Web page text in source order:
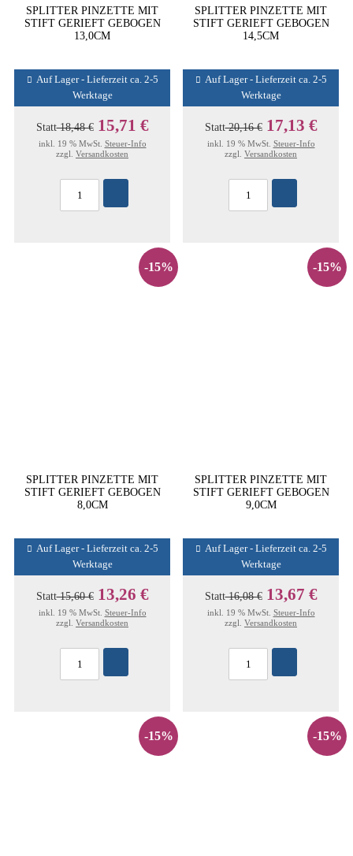
SPLITTER PINZETTE MIT
STIFT GERIEFT GEBOGEN
13,0CM
Auf Lager - Lieferzeit ca. 2-5
Werktage
Statt18,48 € 15,71 €
inkl. 19 % MwSt. Steuer-Info
zzgl. Versandkosten
SPLITTER PINZETTE MIT
STIFT GERIEFT GEBOGEN
14,5CM
Auf Lager - Lieferzeit ca. 2-5
Werktage
Statt20,16 € 17,13 €
inkl. 19 % MwSt. Steuer-Info
zzgl. Versandkosten
-15%
SPLITTER PINZETTE MIT
STIFT GERIEFT GEBOGEN
8,0CM
Auf Lager - Lieferzeit ca. 2-5
Werktage
Statt15,60 € 13,26 €
inkl. 19 % MwSt. Steuer-Info
zzgl. Versandkosten
-15%
SPLITTER PINZETTE MIT
STIFT GERIEFT GEBOGEN
9,0CM
Auf Lager - Lieferzeit ca. 2-5
Werktage
Statt16,08 € 13,67 €
inkl. 19 % MwSt. Steuer-Info
zzgl. Versandkosten
-15% -15%